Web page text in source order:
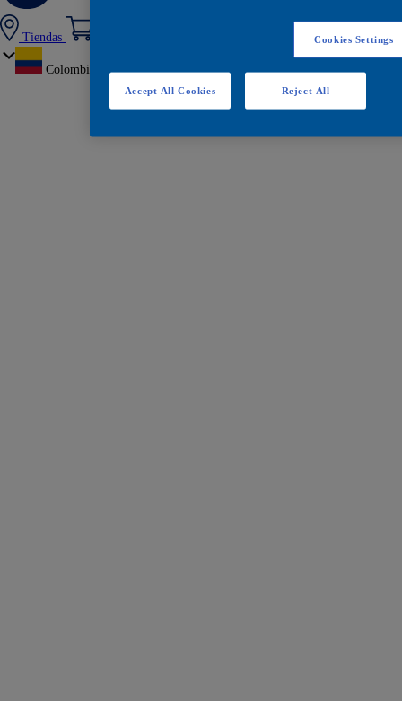
Tiendas
Colombia
Cookies Settings
Reject All
Accept All Cookies